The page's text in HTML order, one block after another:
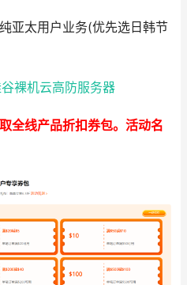
亚太用户业务(优先选日韩节
裸机云高防服务器
全线产品折扣券包。活动名